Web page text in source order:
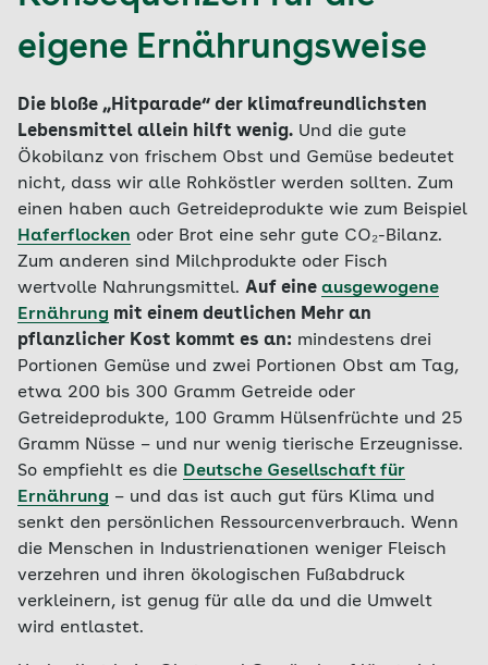
eigene Ernährungsweise
Die bloße „Hitparade“ der klimafreundlichsten
Lebensmittel allein hilft wenig. Und die gute
Ökobilanz von frischem Obst und Gemüse bedeutet
nicht, dass wir alle Rohköstler werden sollten. Zum
einen haben auch Getreideprodukte wie zum Beispiel
Haferflocken oder Brot eine sehr gute CO₂-Bilanz.
Zum anderen sind Milchprodukte oder Fisch
wertvolle Nahrungsmittel. Auf eine ausgewogene
Ernährung mit einem deutlichen Mehr an
pflanzlicher Kost kommt es an: mindestens drei
Portionen Gemüse und zwei Portionen Obst am Tag,
etwa 200 bis 300 Gramm Getreide oder
Getreideprodukte, 100 Gramm Hülsenfrüchte und 25
Gramm Nüsse – und nur wenig tierische Erzeugnisse.
So empfiehlt es die Deutsche Gesellschaft für
Ernährung – und das ist auch gut fürs Klima und
senkt den persönlichen Ressourcenverbrauch. Wenn
die Menschen in Industrienationen weniger Fleisch
verzehren und ihren ökologischen Fußabdruck
verkleinern, ist genug für alle da und die Umwelt
wird entlastet.